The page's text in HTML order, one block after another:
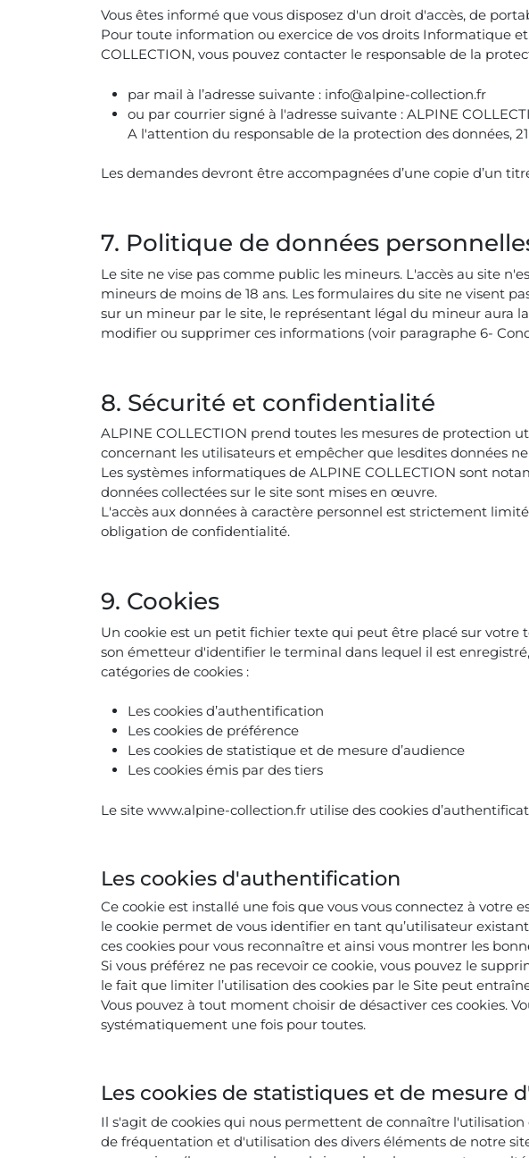
Vous êtes informé que vous disposez d'un droit d'accès, de
Pour toute information ou exercice de vos droits Informatique
COLLECTION, vous pouvez contacter le responsable de la
par mail à l’adresse suivante : info@alpine-collection.fr
ou par courrier signé à l'adresse suivante : ALPINE
A l'attention du responsable de la protection des données,
Les demandes devront être accompagnées d’une copie d’un
7. Politique de données
Le site ne vise pas comme public les mineurs. L'accès au site
mineurs de moins de 18 ans. Les formulaires du site ne visent
sur un mineur par le site, le représentant légal du mineur aura
modifier ou supprimer ces informations (voir paragraphe 6-
8. Sécurité et confidentialité
ALPINE COLLECTION prend toutes les mesures de protection
concernant les utilisateurs et empêcher que lesdites données
Les systèmes informatiques de ALPINE COLLECTION sont
données collectées sur le site sont mises en œuvre.
L'accès aux données à caractère personnel est strictement
obligation de confidentialité.
9. Cookies
Un cookie est un petit fichier texte qui peut être placé sur
son émetteur d'identifier le terminal dans lequel il est
catégories de cookies :
Les cookies d’authentification
Les cookies de préférence
Les cookies de statistique et de mesure d’audience
Les cookies émis par des tiers
Le site www.alpine-collection.fr utilise des cookies
Les cookies d'authentification
Ce cookie est installé une fois que vous vous connectez à votre
le cookie permet de vous identifier en tant qu’utilisateur
ces cookies pour vous reconnaître et ainsi vous montrer les
Si vous préférez ne pas recevoir ce cookie, vous pouvez le
le fait que limiter l’utilisation des cookies par le Site peut
Vous pouvez à tout moment choisir de désactiver ces cookies.
systématiquement une fois pour toutes.
Les cookies de statistiques et de mesure
Il s'agit de cookies qui nous permettent de connaître
de fréquentation et d'utilisation des divers éléments de notre